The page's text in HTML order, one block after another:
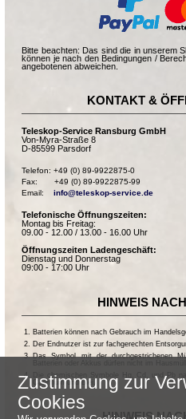
Bitte beachten: Das sind die in unserem
können je nach den Bedingungen /
angebotenen abweichen.
KONTAKT &
Teleskop-Service Ransburg GmbH
Von-Myra-Straße 8
D-85599 Parsdorf
Telefon: +49 (0) 89-9922875-0
Fax:       +49 (0) 89-9922875-99
Email: info@teleskop-service.de
Telefonische Öffnungszeiten:
Montag bis Freitag:
09.00 - 12.00 / 13.00 - 16.00 Uhr
Öffnungszeiten Ladengeschäft:
Dienstag und Donnerstag
09:00 - 17:00 Uhr
HINWEIS
Batterien können nach Gebrauch im
Der Endnutzer ist zur fachgerechten
Das Symbol mit der durchgestrichenen
Die chemischen Symbole Hg, Cd, und Pb
Cadmium und Blei.
Zustimmung zur
Cookies